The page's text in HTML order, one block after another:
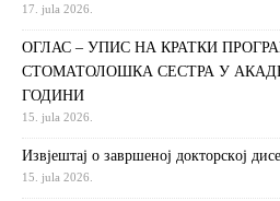
17. jula 2026.
ОГЛАС – УПИС НА КРАТКИ
СТОМАТОЛОШКА СЕСТРА У
ГОДИНИ
15. jula 2026.
Извjeштaj o зaвршeнoj дoктoрскoj
15. jula 2026.